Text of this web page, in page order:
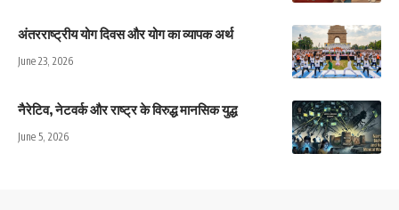
अंतरराष्ट्रीय योग दिवस और योग का व्यापक अर्थ
June 23, 2026
नैरेटिव, नेटवर्क और राष्ट्र के विरुद्ध मानसिक युद्ध
June 5, 2026